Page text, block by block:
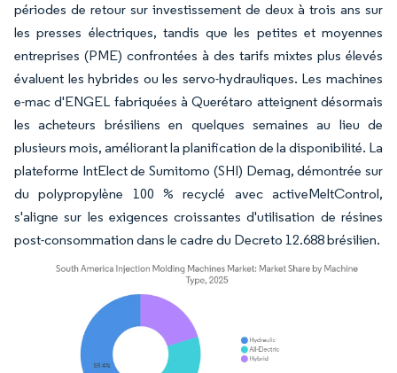
périodes de retour sur investissement de deux à trois ans sur
les presses électriques, tandis que les petites et moyennes
entreprises (PME) confrontées à des tarifs mixtes plus élevés
évaluent les hybrides ou les servo-hydrauliques. Les machines
e-mac d'ENGEL fabriquées à Querétaro atteignent désormais
les acheteurs brésiliens en quelques semaines au lieu de
plusieurs mois, améliorant la planification de la disponibilité. La
plateforme IntElect de Sumitomo (SHI) Demag, démontrée sur
du polypropylène 100 % recyclé avec activeMeltControl,
s'aligne sur les exigences croissantes d'utilisation de résines
post-consommation dans le cadre du Decreto 12.688 brésilien.